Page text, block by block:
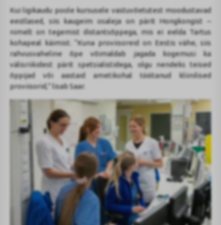
Kui ligikaudu poole kursusele vastuvõetutest moodustavad
eestlased, siis kaugeim osaleja on pärit Hongkongist –
nimelt on tegemist distantsõppega, mis ei eelda Tartus
kohapeal käimist. “Kuna proviisoreid on Eestis vähe, siis
rahvusvaheline õpe võimaldab jagada kogemusi ka
välisriikidest pärit spetsialistidega, olgu nendeks teised
õppijad või aastaid ametikohal töötanud kliinilised
proviisorid,” lisab Saar.